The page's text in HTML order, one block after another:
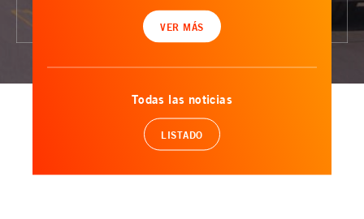
VER MÁS
Todas las noticias
LISTADO